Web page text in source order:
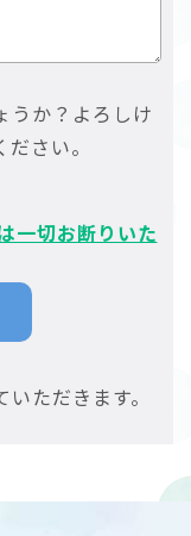
うか？よろしけ
さい。
一切お断りいた
ただきます。